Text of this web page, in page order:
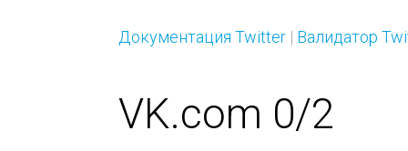
Документация Twitter | Валидатор
VK.com 0/2